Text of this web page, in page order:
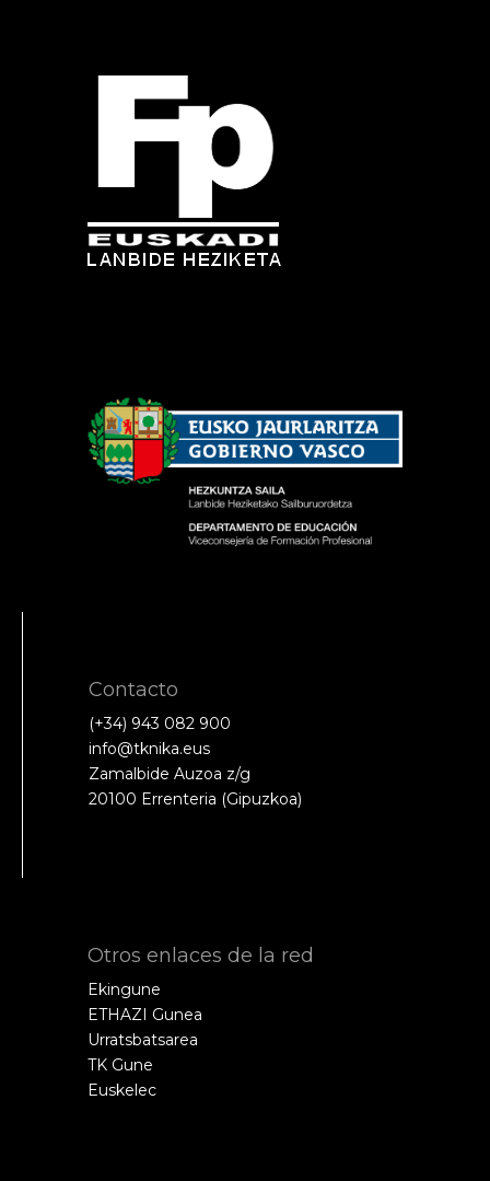
Contacto
(+34) 943 082 900
info@tknika.eus
Zamalbide Auzoa z/g
20100 Errenteria (Gipuzkoa)
Otros enlaces de la red
Ekingune
ETHAZI Gunea
Urratsbatsarea
TK Gune
Euskelec